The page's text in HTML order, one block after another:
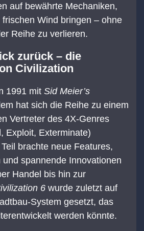
auf bewährte Mechaniken,
Wind bringen – ohne
Reihe zu verlieren.
zurück – die
Civilization
1991 mit Sid Meier’s
hat sich die Reihe zu einem
Vertreter des 4X-Genres
Exploit, Exterminate)
brachte neue Features,
spannende Innovationen
Handel bis hin zur
6 wurde zuletzt auf
System gesetzt, das
werden könnte.